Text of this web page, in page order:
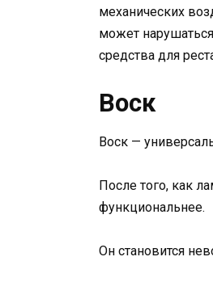
механических
может
средства для
Воск
Воск —
После того, как
функциональнее.
Он становится